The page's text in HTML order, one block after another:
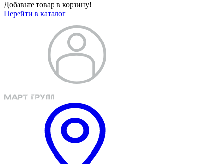
Добавьте товар в корзину!
Перейти в каталог